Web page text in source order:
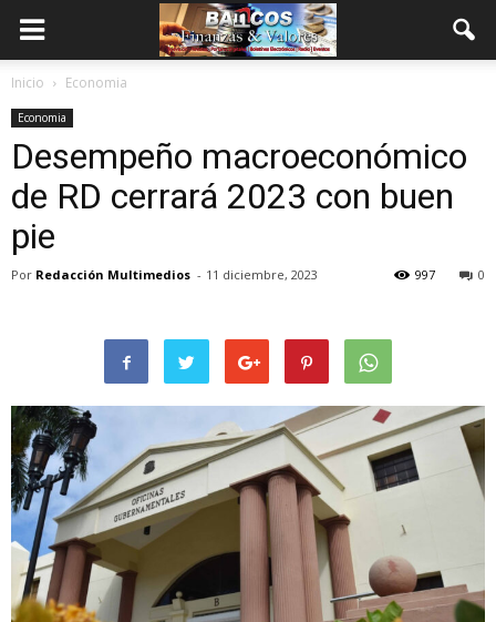
Inicio Economia
Economia
Desempeño macroeconómico
de RD cerrará 2023 con buen
pie
Por Redacción Multimedios - 11 diciembre, 2023 0
997